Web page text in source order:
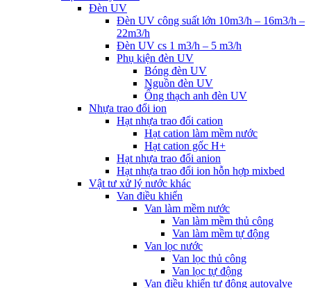
Đèn UV
Đèn UV công suất lớn 10m3/h – 16m3/h –
22m3/h
Đèn UV cs 1 m3/h – 5 m3/h
Phụ kiện đèn UV
Bóng đèn UV
Nguồn đèn UV
Ống thạch anh đèn UV
Nhựa trao đổi ion
Hạt nhựa trao đổi cation
Hạt cation làm mềm nước
Hạt cation gốc H+
Hạt nhựa trao đổi anion
Hạt nhựa trao đổi ion hỗn hợp mixbed
Vật tư xử lý nước khác
Van điều khiển
Van làm mềm nước
Van làm mềm thủ công
Van làm mềm tự động
Van lọc nước
Van lọc thủ công
Van lọc tự động
Van điều khiển tự động autovalve